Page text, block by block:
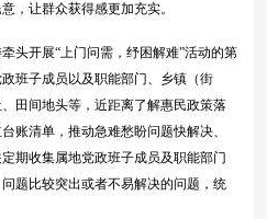
，让群众获得感更加充实。
开展“上门问需，纾困解难”活动的第
班子成员以及职能部门、乡镇（街
田间地头等，近距离了解惠民政策落
账清单，推动急难愁盼问题快解决、
期收集属地党政班子成员及职能部门
题比较突出或者不易解决的问题，统